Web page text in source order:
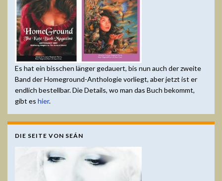
Es hat ein bisschen länger gedauert, bis nun auch der zweite
Band der Homeground-Anthologie vorliegt, aber jetzt ist er
endlich bestellbar. Die Details, wo man das Buch bekommt,
gibt es hier.
DIE SEITE VON SEÁN